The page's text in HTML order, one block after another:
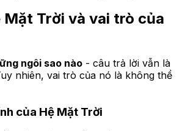
Mặt Trời và vai trò của
ngôi sao nào - câu trả lời vẫn là
nhiên, vai trò của nó là không thể
của Hệ Mặt Trời